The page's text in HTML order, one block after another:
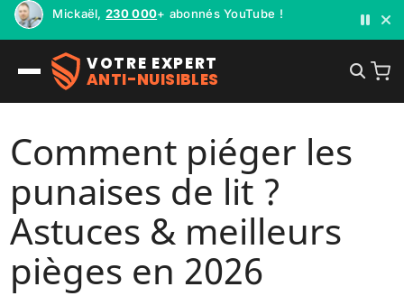
Mickaël, 230 000+ abonnés YouTube !
VOTRE EXPERT
ANTI-NUISIBLES
Comment piéger les
punaises de lit ?
Astuces & meilleurs
pièges en 2026